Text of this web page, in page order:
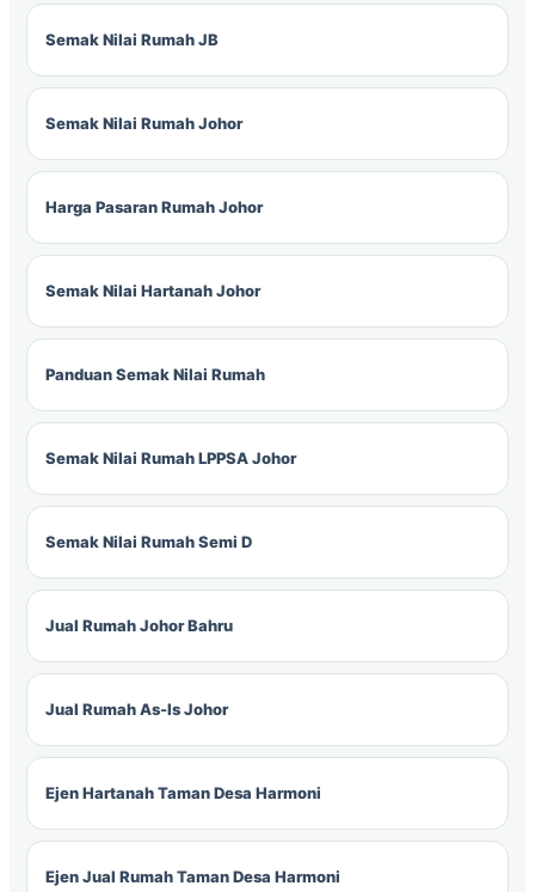
Semak Nilai Rumah JB
Semak Nilai Rumah Johor
Harga Pasaran Rumah Johor
Semak Nilai Hartanah Johor
Panduan Semak Nilai Rumah
Semak Nilai Rumah LPPSA Johor
Semak Nilai Rumah Semi D
Jual Rumah Johor Bahru
Jual Rumah As-Is Johor
Ejen Hartanah Taman Desa Harmoni
Ejen Jual Rumah Taman Desa Harmoni